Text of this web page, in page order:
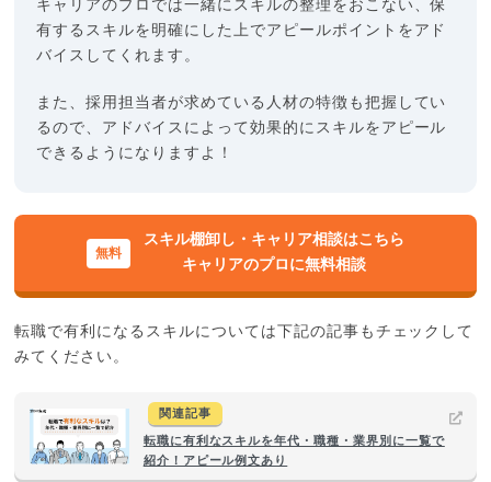
キャリアのプロでは一緒にスキルの整理をおこない、保
有するスキルを明確にした上でアピールポイントをアド
バイスしてくれます。
また、採用担当者が求めている人材の特徴も把握してい
るので、アドバイスによって効果的にスキルをアピール
できるようになりますよ！
スキル棚卸し・キャリア相談はこちら
キャリアのプロに無料相談
転職で有利になるスキルについては下記の記事もチェックして
みてください。
関連記事
転職に有利なスキルを年代・職種・業界別に一覧で
紹介！アピール例文あり